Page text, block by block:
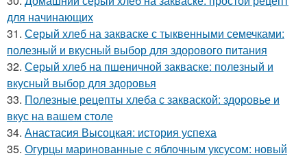
для начинающих
31. Серый хлеб на закваске с тыквенными семечками:
полезный и вкусный выбор для здорового питания
32. Серый хлеб на пшеничной закваске: полезный и
вкусный выбор для здоровья
33. Полезные рецепты хлеба с закваской: здоровье и
вкус на вашем столе
34. Анастасия Высоцкая: история успеха
35. Огурцы маринованные с яблочным уксусом: новый